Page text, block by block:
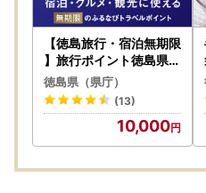
【徳島旅行・宿泊無期限
】旅行ポイント徳島県ふ
るなびトラベルポイント
徳島県（県庁）
(13)
10,000